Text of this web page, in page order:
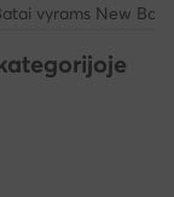
vyrams New